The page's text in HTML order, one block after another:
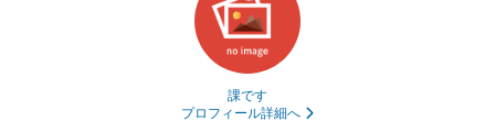
課です
プロフィール詳細へ